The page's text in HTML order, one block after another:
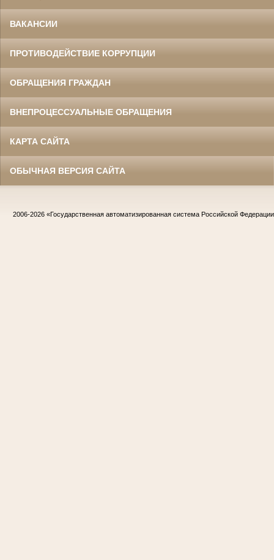
ВАКАНСИИ
ПРОТИВОДЕЙСТВИЕ КОРРУПЦИИ
ОБРАЩЕНИЯ ГРАЖДАН
ВНЕПРОЦЕССУАЛЬНЫЕ ОБРАЩЕНИЯ
КАРТА САЙТА
ОБЫЧНАЯ ВЕРСИЯ САЙТА
2006-2026 «Государственная автоматизированная система Российской